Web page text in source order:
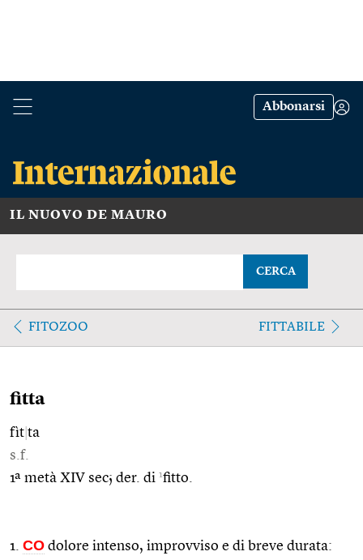
Abbonarsi
IL NUOVO DE MAURO
CERCA
FITOZOO FITTABILE
fitta
fìt ta
s.f.
1ª metà XIV sec; der. di 1fitto.
1. CO dolore intenso, improvviso e di breve durata: